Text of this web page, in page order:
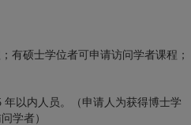
有硕士学位者可申请访问学者课程；
以内人员。（申请人为获得博士学
学者）